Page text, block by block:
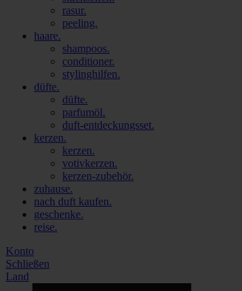
rasur.
peeling.
haare.
shampoos.
conditioner.
stylinghilfen.
düfte.
düfte.
parfumöl.
duft-entdeckungsset.
kerzen.
kerzen.
votivkerzen.
kerzen-zubehör.
zuhause.
nach duft kaufen.
geschenke.
reise.
Konto
Schließen
Land